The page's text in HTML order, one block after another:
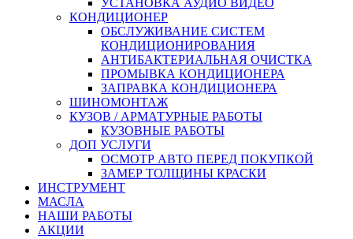
КОНДИЦИОНЕР
ОБСЛУЖИВАНИЕ СИСТЕМ
КОНДИЦИОНИРОВАНИЯ
АНТИБАКТЕРИАЛЬНАЯ ОЧИСТКА
ПРОМЫВКА КОНДИЦИОНЕРА
ЗАПРАВКА КОНДИЦИОНЕРА
ШИНОМОНТАЖ
КУЗОВ / АРМАТУРНЫЕ РАБОТЫ
КУЗОВНЫЕ РАБОТЫ
ДОП УСЛУГИ
ОСМОТР АВТО ПЕРЕД ПОКУПКОЙ
ЗАМЕР ТОЛЩИНЫ КРАСКИ
ИНСТРУМЕНТ
МАСЛА
НАШИ РАБОТЫ
АКЦИИ